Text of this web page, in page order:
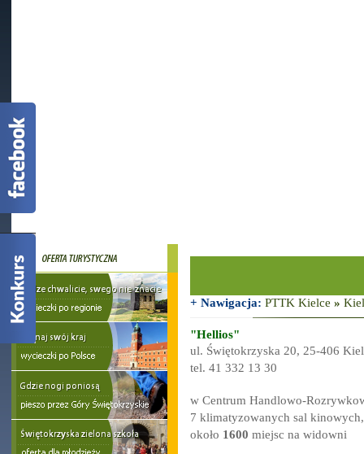
+ Nawigacja: PTTK Kielce »
"Hellios"
ul. Świętokrzyska 20, 25-406
tel. 41 332 13 30
w Centrum Handlowo-
7 klimatyzowanych sal kinowych,
około 1600 miejsc na widowni